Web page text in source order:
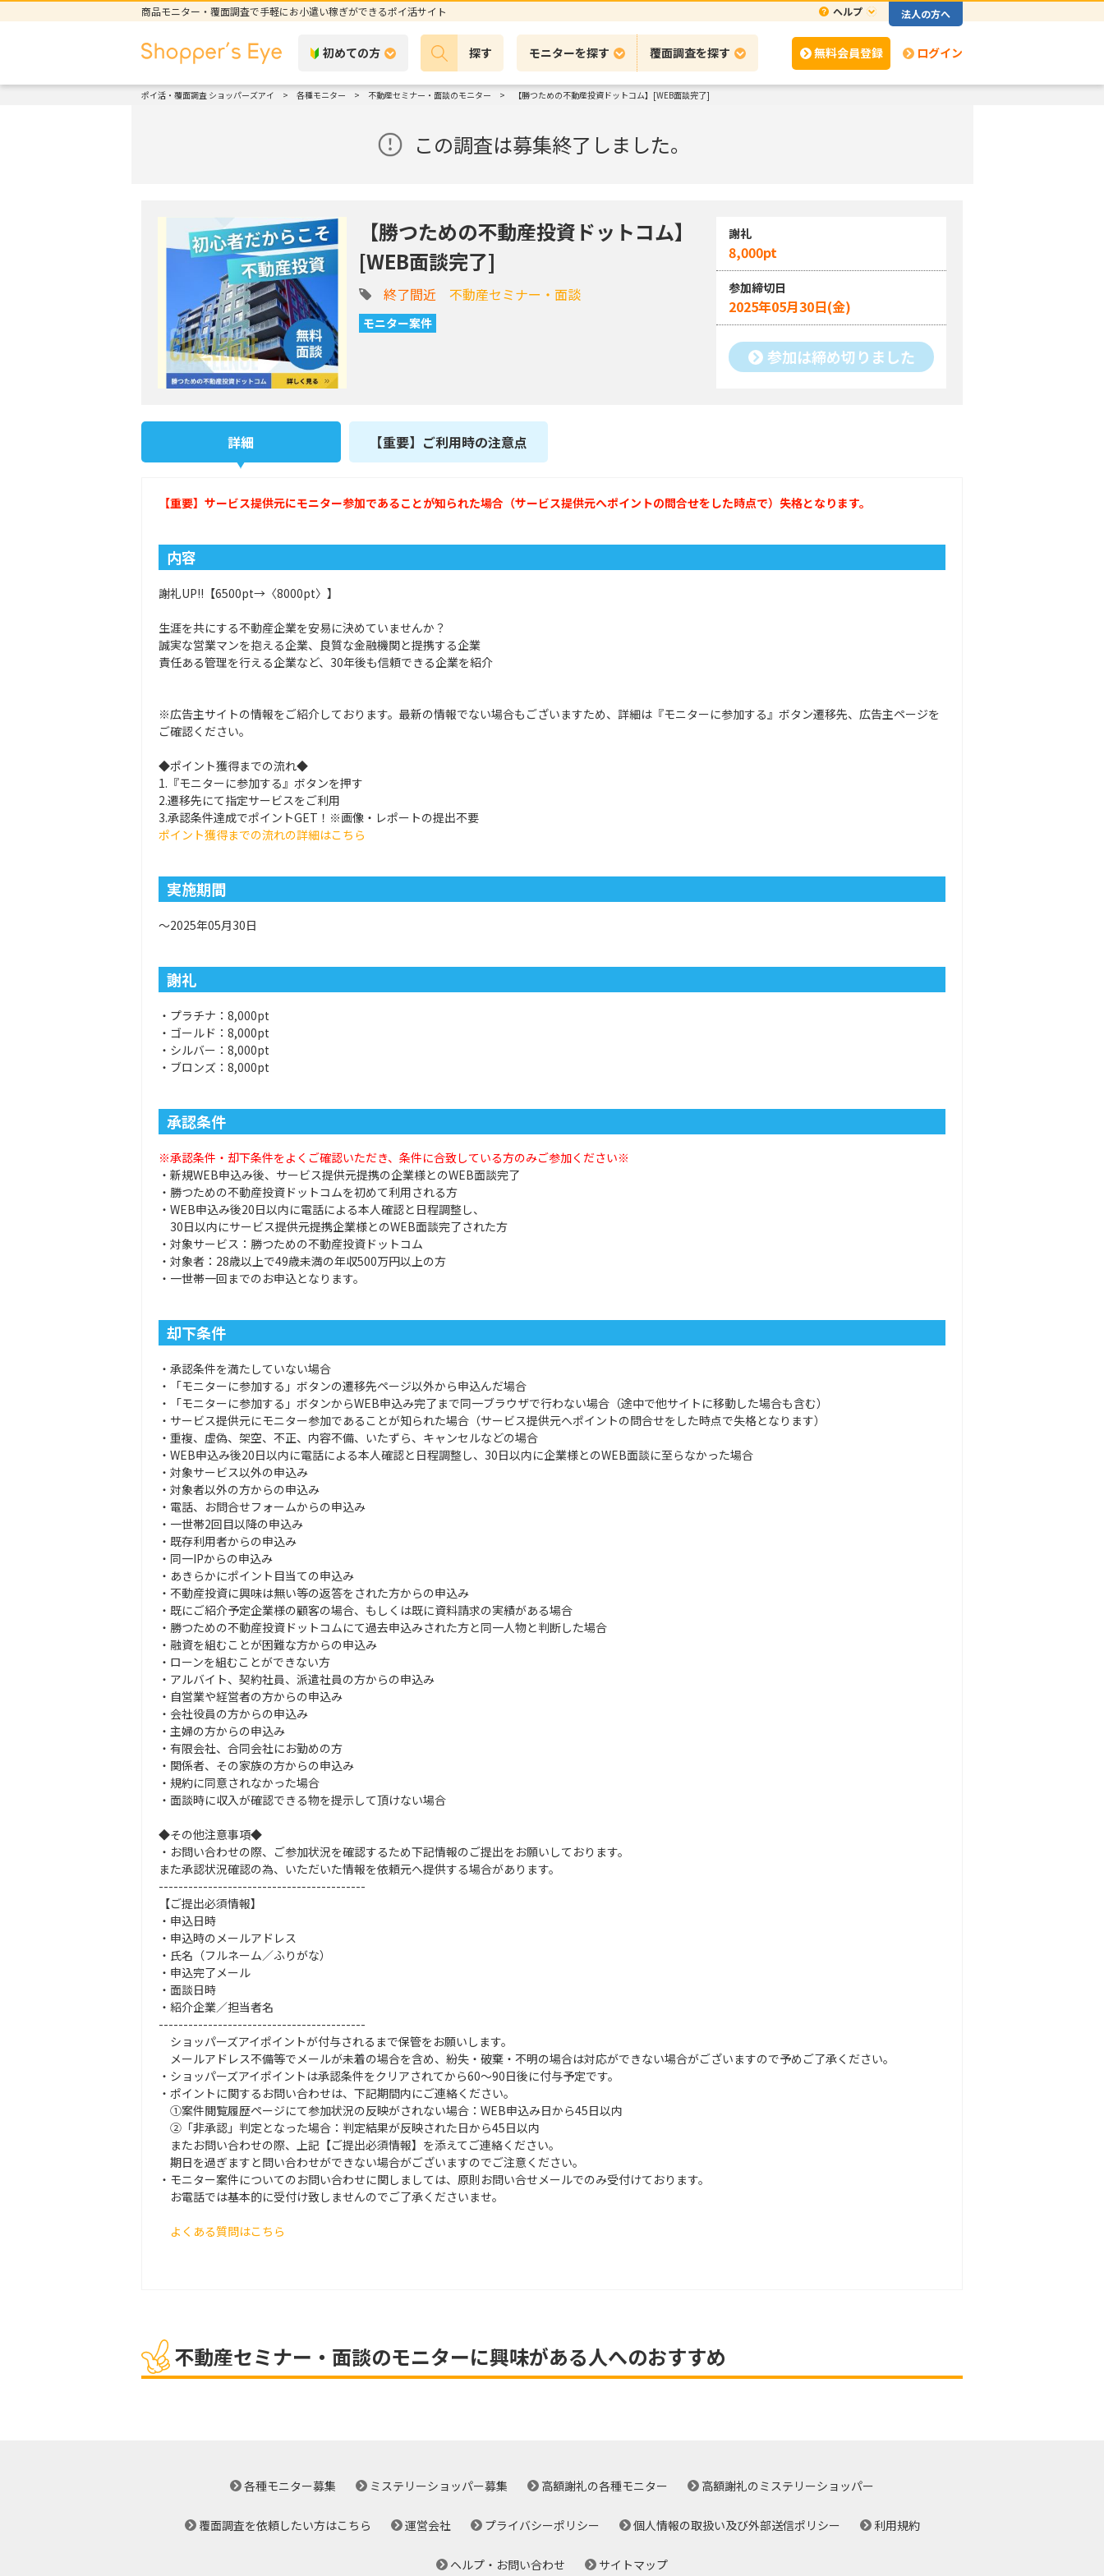
商品モニター・覆面調査で手軽にお小遣い稼ぎができるポイ活サイト ヘルプ 法人の方へ
初めての方 探す モニターを探す 覆面調査を探す 無料会員登録 ログイン
ポイ活・覆面調査 ショッパーズアイ 各種モニター 不動産セミナー・面談のモニター 【勝つための不動産投資ドットコム】[WEB面談完了]
この調査は募集終了しました。
【勝つための不動産投資ドットコム】
[WEB面談完了]
終了間近 不動産セミナー・面談
モニター案件
謝礼
8,000pt
参加締切日
2025年05月30日(金)
参加は締め切りました
詳細 【重要】ご利用時の注意点
【重要】サービス提供元にモニター参加であることが知られた場合（サービス提供元へポイントの問合せをした時点で）失格となります。
内容
謝礼UP!!【6500pt→〈8000pt〉】
生涯を共にする不動産企業を安易に決めていませんか？
誠実な営業マンを抱える企業、良質な金融機関と提携する企業
責任ある管理を行える企業など、30年後も信頼できる企業を紹介
※広告主サイトの情報をご紹介しております。最新の情報でない場合もございますため、詳細は『モニターに参加する』ボタン遷移先、広告主ページを
ご確認ください。
◆ポイント獲得までの流れ◆
1.『モニターに参加する』ボタンを押す
2.遷移先にて指定サービスをご利用
3.承認条件達成でポイントGET！※画像・レポートの提出不要
ポイント獲得までの流れの詳細はこちら
実施期間
～2025年05月30日
謝礼
・プラチナ：8,000pt
・ゴールド：8,000pt
・シルバー：8,000pt
・ブロンズ：8,000pt
承認条件
※承認条件・却下条件をよくご確認いただき、条件に合致している方のみご参加ください※
・新規WEB申込み後、サービス提供元提携の企業様とのWEB面談完了
・勝つための不動産投資ドットコムを初めて利用される方
・WEB申込み後20日以内に電話による本人確認と日程調整し、
30日以内にサービス提供元提携企業様とのWEB面談完了された方
・対象サービス：勝つための不動産投資ドットコム
・対象者：28歳以上で49歳未満の年収500万円以上の方
・一世帯一回までのお申込となります。
却下条件
・承認条件を満たしていない場合
・「モニターに参加する」ボタンの遷移先ページ以外から申込んだ場合
・「モニターに参加する」ボタンからWEB申込み完了まで同一ブラウザで行わない場合（途中で他サイトに移動した場合も含む）
・サービス提供元にモニター参加であることが知られた場合（サービス提供元へポイントの問合せをした時点で失格となります）
・重複、虚偽、架空、不正、内容不備、いたずら、キャンセルなどの場合
・WEB申込み後20日以内に電話による本人確認と日程調整し、30日以内に企業様とのWEB面談に至らなかった場合
・対象サービス以外の申込み
・対象者以外の方からの申込み
・電話、お問合せフォームからの申込み
・一世帯2回目以降の申込み
・既存利用者からの申込み
・同一IPからの申込み
・あきらかにポイント目当ての申込み
・不動産投資に興味は無い等の返答をされた方からの申込み
・既にご紹介予定企業様の顧客の場合、もしくは既に資料請求の実績がある場合
・勝つための不動産投資ドットコムにて過去申込みされた方と同一人物と判断した場合
・融資を組むことが困難な方からの申込み
・ローンを組むことができない方
・アルバイト、契約社員、派遣社員の方からの申込み
・自営業や経営者の方からの申込み
・会社役員の方からの申込み
・主婦の方からの申込み
・有限会社、合同会社にお勤めの方
・関係者、その家族の方からの申込み
・規約に同意されなかった場合
・面談時に収入が確認できる物を提示して頂けない場合
◆その他注意事項◆
・お問い合わせの際、ご参加状況を確認するため下記情報のご提出をお願いしております。
また承認状況確認の為、いただいた情報を依頼元へ提供する場合があります。
------------------------------------------
【ご提出必須情報】
・申込日時
・申込時のメールアドレス
・氏名（フルネーム／ふりがな）
・申込完了メール
・面談日時
・紹介企業／担当者名
------------------------------------------
ショッパーズアイポイントが付与されるまで保管をお願いします。
メールアドレス不備等でメールが未着の場合を含め、紛失・破棄・不明の場合は対応ができない場合がございますので予めご了承ください。
・ショッパーズアイポイントは承認条件をクリアされてから60～90日後に付与予定です。
・ポイントに関するお問い合わせは、下記期間内にご連絡ください。
①案件閲覧履歴ページにて参加状況の反映がされない場合：WEB申込み日から45日以内
②「非承認」判定となった場合：判定結果が反映された日から45日以内
またお問い合わせの際、上記【ご提出必須情報】を添えてご連絡ください。
期日を過ぎますと問い合わせができない場合がございますのでご注意ください。
・モニター案件についてのお問い合わせに関しましては、原則お問い合せメールでのみ受付けております。
お電話では基本的に受付け致しませんのでご了承くださいませ。
よくある質問はこちら
不動産セミナー・面談のモニターに興味がある人へのおすすめ
各種モニター募集 ミステリーショッパー募集 高額謝礼の各種モニター 高額謝礼のミステリーショッパー
覆面調査を依頼したい方はこちら 運営会社 プライバシーポリシー 個人情報の取扱い及び外部送信ポリシー 利用規約
ヘルプ・お問い合わせ サイトマップ